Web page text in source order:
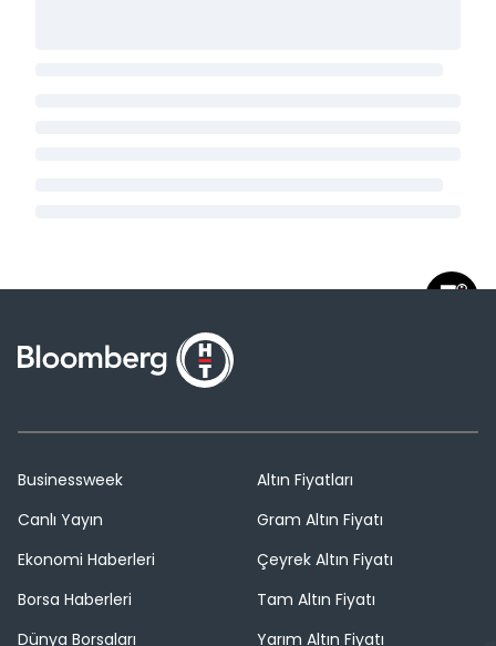
Businessweek
Canlı Yayın
Ekonomi Haberleri
Borsa Haberleri
Dünya Borsaları
Altın Fiyatları
Gram Altın Fiyatı
Çeyrek Altın Fiyatı
Tam Altın Fiyatı
Yarım Altın Fiyatı